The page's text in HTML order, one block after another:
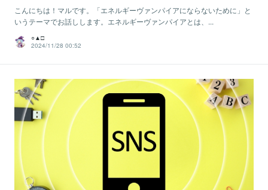
こんにちは！マルです。「エネルギーヴァンパイアにならないために」と
いうテーマでお話しします。エネルギーヴァンパイアとは、...
○▲□
2024/11/28 00:52